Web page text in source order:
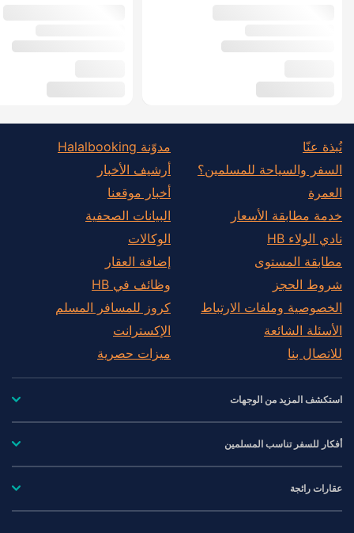
نُبذة عنّا
السفر والسياحة للمسلمين؟
العمرة
خدمة مطابقة الأسعار
نادي الولاء HB
مطابقة المستوى
شروط الحجز
الخصوصية وملفات الارتباط
الأسئلة الشائعة
للاتصال بنا
مدوّنة Halalbooking
أرشيف الأخبار
أخبار موقعنا
البيانات الصحفية
الوكالات
إضافة العقار
وظائف في HB
كروز للمسافر المسلم
الإكسترانت
ميزات حصرية
استكشف المزيد من الوجهات
أفكار للسفر تناسب المسلمين
عقارات رائجة